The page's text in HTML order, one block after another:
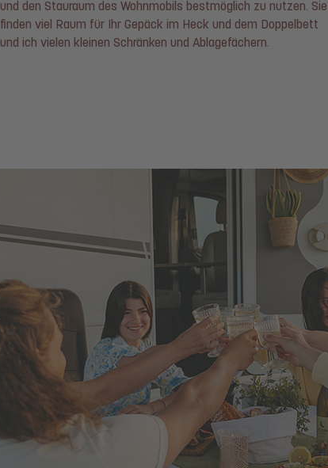
und den Stauraum des Wohnmobils bestmöglich zu nutzen. Sie
finden viel Raum für Ihr Gepäck im Heck und dem Doppelbett
und ich vielen kleinen Schränken und Ablagefächern.